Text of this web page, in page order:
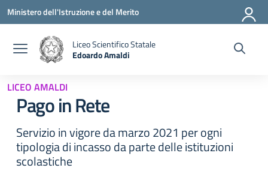
Vai ai contenuti
Vai al menu di navigazione
Vai al footer
Ministero dell'Istruzione e del Merito
Liceo Scientifico Statale
Edoardo Amaldi
LICEO AMALDI
Pago in Rete
Servizio in vigore da marzo 2021 per ogni
tipologia di incasso da parte delle istituzioni
scolastiche